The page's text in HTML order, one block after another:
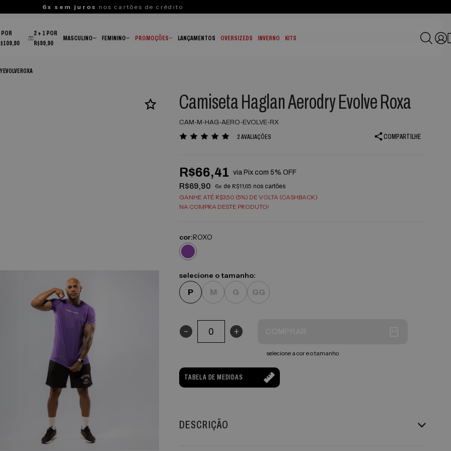
6x sem juros nos cartões de crédito
POR
2 + 1 POR
R$99,90
MASCULINO FEMININO PROMOÇÕES LANÇAMENTOS OVERSIZEDS INVERNO KITS
EVOLVE ROXA
Camiseta Haglan Aerodry Evolve Roxa
CAM-M-HAG-AERO-EVOLVE-RX
2 AVALIAÇÕES COMPARTILHE
R$66,41 via Pix com 5% OFF
R$69,90 6x de R$11,65 nos cartões
GANHE ATÉ R$3,50 (5%) DE VOLTA (CASHBACK)
NA COMPRA DESTE PRODUTO!
cor:ROXO
selecione o tamanho:
P M G GG
- +
selecione a cor e o tamanho
TABELA DE MEDIDAS
DESCRIÇÃO